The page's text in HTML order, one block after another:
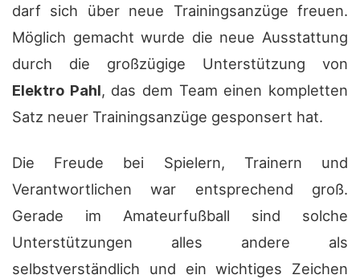
darf sich über neue Trainingsanzüge freuen.
Möglich gemacht wurde die neue Ausstattung
durch die großzügige Unterstützung von
Elektro Pahl, das dem Team einen kompletten
Satz neuer Trainingsanzüge gesponsert hat.
Die Freude bei Spielern, Trainern und
Verantwortlichen war entsprechend groß.
Gerade im Amateurfußball sind solche
Unterstützungen alles andere als
selbstverständlich und ein wichtiges Zeichen